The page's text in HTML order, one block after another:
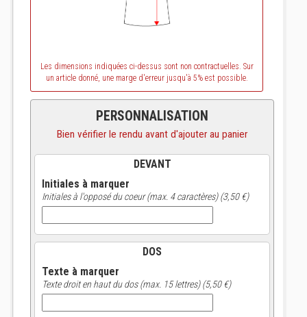
Les dimensions indiquées ci-dessus sont non contractuelles. Sur
un article donné, une marge d'erreur jusqu'à 5% est possible.
PERSONNALISATION
Bien vérifier le rendu avant d'ajouter au panier
DEVANT
Initiales à marquer
Initiales à l'opposé du coeur (max. 4 caractères) (3,50 €)
DOS
Texte à marquer
Texte droit en haut du dos (max. 15 lettres) (5,50 €)